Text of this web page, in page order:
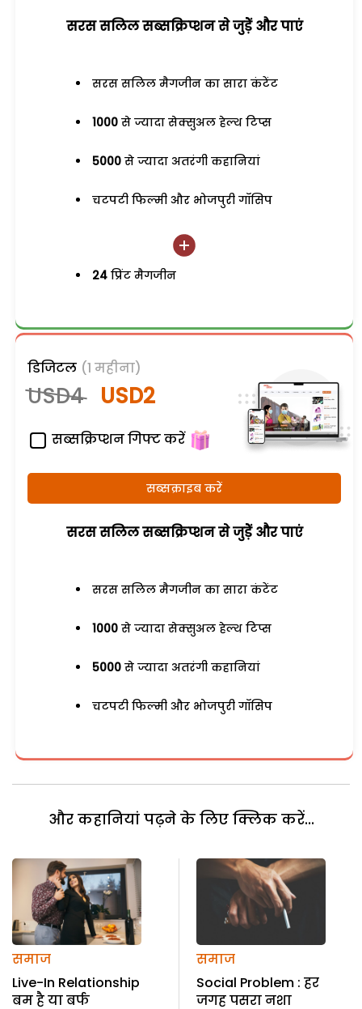
सरस सलिल सब्सक्रिप्शन से जुड़ेें और पाएं
सरस सलिल मैगजीन का सारा कंटेंट
1000 से ज्यादा सेक्सुअल हेल्थ टिप्स
5000 से ज्यादा अतरंगी कहानियां
चटपटी फिल्मी और भोजपुरी गॉसिप
24 प्रिंट मैगजीन
डिजिटल (1 महीना)
USD4 USD2
सब्सक्रिप्शन गिफ्ट करें
सब्सक्राइब करें
सरस सलिल सब्सक्रिप्शन से जुड़ेें और पाएं
सरस सलिल मैगजीन का सारा कंटेंट
1000 से ज्यादा सेक्सुअल हेल्थ टिप्स
5000 से ज्यादा अतरंगी कहानियां
चटपटी फिल्मी और भोजपुरी गॉसिप
और कहानियां पढ़ने के लिए क्लिक करें...
समाज
Live-In Relationship
बम है या बर्फ
समाज
Social Problem : हर
जगह पसरा नशा